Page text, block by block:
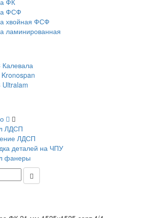
ФК
ФСФ
хвойная ФСФ
ламинированная
ЛДСП
ЛДСП
деталей на ЧПУ
фанеры